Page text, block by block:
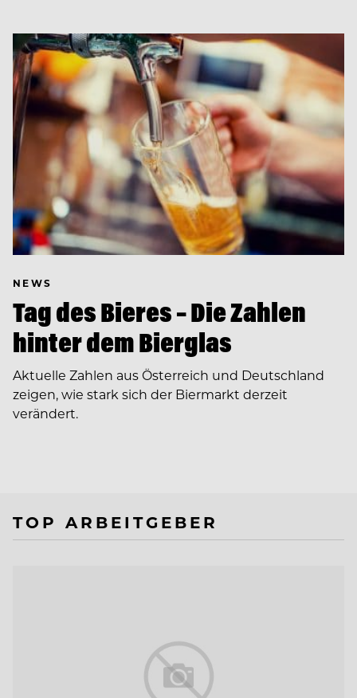
NEWS
Tag des Bieres – Die Zahlen
hinter dem Bierglas
Aktuelle Zahlen aus Österreich und Deutschland
zeigen, wie stark sich der Biermarkt derzeit
verändert.
TOP ARBEITGEBER